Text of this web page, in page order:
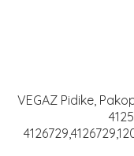
VEGAZ Pidike,